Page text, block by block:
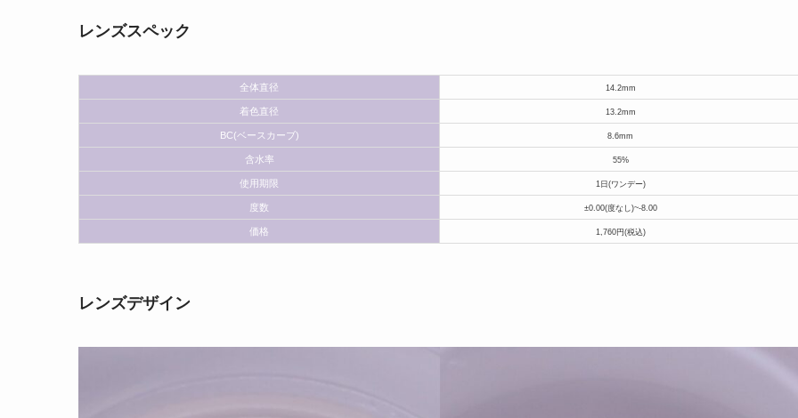
レンズスペック
全体直径 14.2mm
着色直径 13.2mm
BC(ベースカーブ) 8.6mm
含水率 55%
使用期限 1日(ワンデー)
度数 ±0.00(度なし)~-8.00
価格 1,760円(税込)
レンズデザイン